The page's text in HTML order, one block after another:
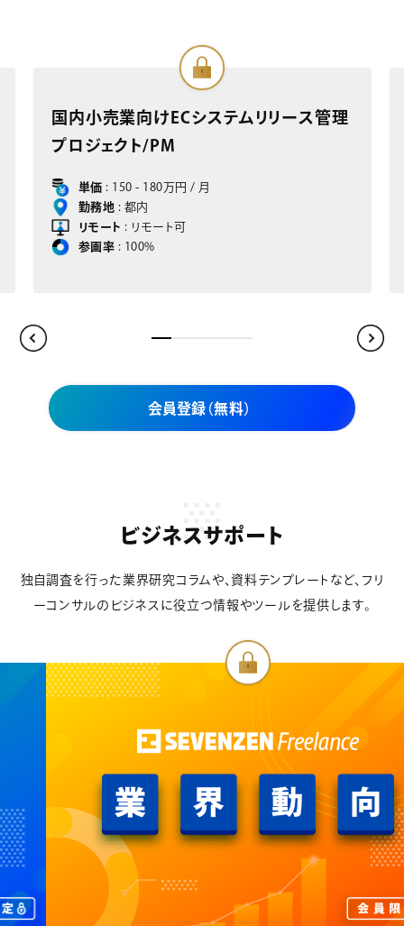
国内小売業向けECシステムリリース管理
プロジェクト/PM
単価
: 150 - 180万円 / 月
勤務地 : 都内
リモート : リモート可
参画率 : 100%
会員登録（無料）
ビジネスサポート
独自調査を行った業界研究コラムや、資料テンプレートなど、フリ
ーコンサルのビジネスに役立つ情報やツールを提供します。